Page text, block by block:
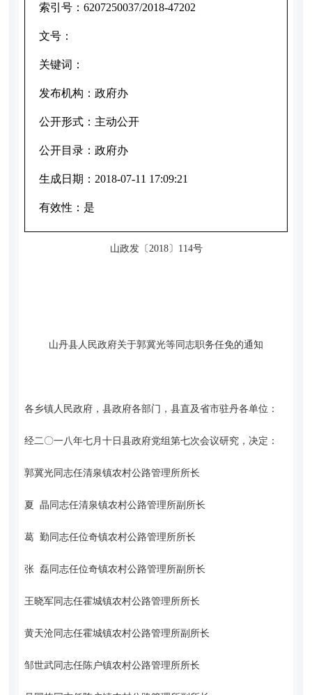
索引号： 6207250037/2018-47202
文号：
关键词：
发布机构： 政府办
公开形式： 主动公开
公开目录： 政府办
生成日期： 2018-07-11 17:09:21
有效性： 是
山政发〔2018〕114号
山丹县人民政府关于郭冀光等同志职务任免的通知
各乡镇人民政府，县政府各部门，县直及省市驻丹各单位：
经二〇一八年七月十日县政府党组第七次会议研究，决定：
郭冀光同志任清泉镇农村公路管理所所长
夏 晶同志任清泉镇农村公路管理所副所长
葛 勤同志任位奇镇农村公路管理所所长
张 磊同志任位奇镇农村公路管理所副所长
王晓军同志任霍城镇农村公路管理所所长
黄天沧同志任霍城镇农村公路管理所副所长
邹世武同志任陈户镇农村公路管理所所长